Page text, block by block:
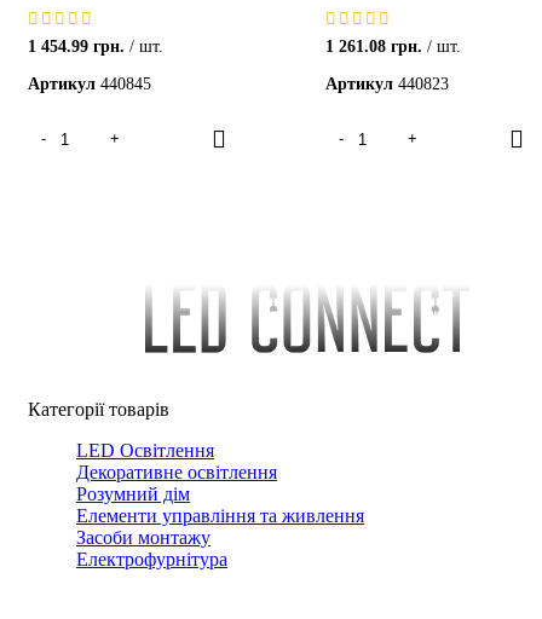
1 454.99 грн.
шт.
Артикул 440845
1 261.08 грн.
шт.
Артикул 440823
Категорії товарів
LED Освітлення
Декоративне освітлення
Розумний дім
Елементи управління та живлення
Засоби монтажу
Електрофурнітура